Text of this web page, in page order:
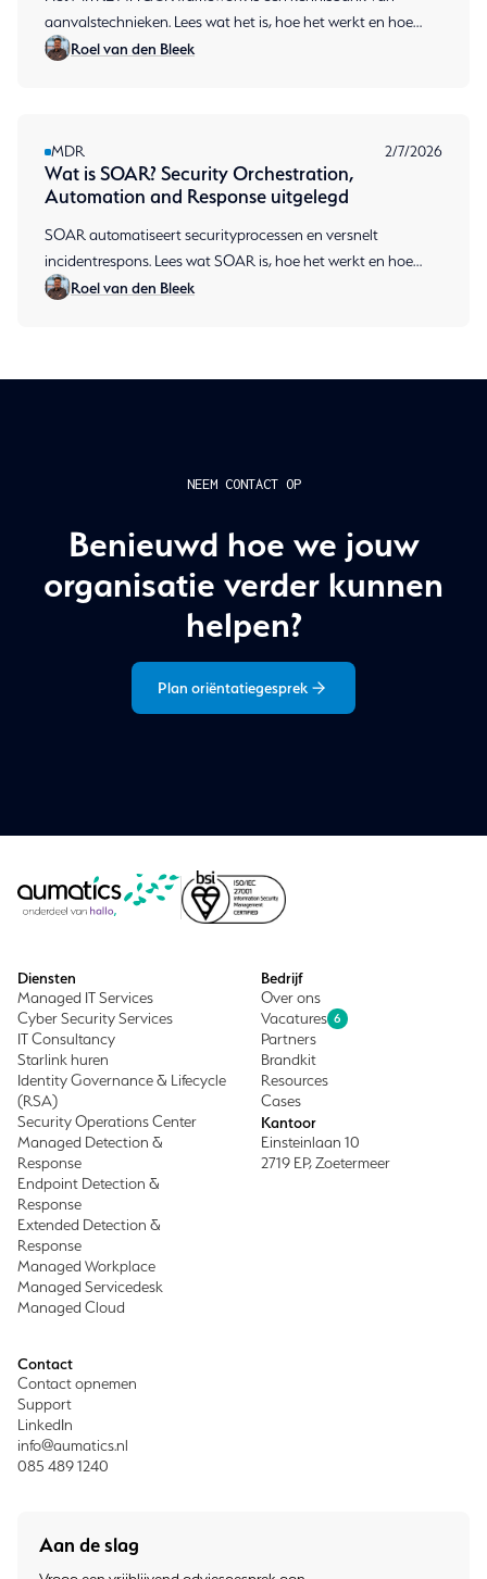
aanvalstechnieken. Lees wat het is, hoe het werkt en hoe
MDR het inzet voor detectie. Plan een gesprek.
Roel van den Bleek
MDR 2/7/2026
Wat is SOAR? Security Orchestration,
Automation and Response uitgelegd
SOAR automatiseert securityprocessen en versnelt
incidentrespons. Lees wat SOAR is, hoe het werkt en hoe
MDR het inzet. Plan een gesprek.
Roel van den Bleek
NEEM CONTACT OP
Benieuwd hoe we jouw
organisatie verder kunnen
helpen?
Plan oriëntatiegesprek
Bedrijf
Over ons
Vacatures 6
Partners
Brandkit
Resources
Cases
Kantoor
Einsteinlaan 10
2719 EP, Zoetermeer
Contact
Contact opnemen
Support
LinkedIn
info@aumatics.nl
085 489 1240
Diensten
Managed IT Services
Cyber Security Services
IT Consultancy
Starlink huren
Identity Governance & Lifecycle
(RSA)
Security Operations Center
Managed Detection &
Response
Endpoint Detection &
Response
Extended Detection &
Response
Managed Workplace
Managed Servicedesk
Managed Cloud
Aan de slag